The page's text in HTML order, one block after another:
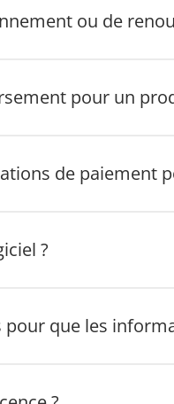
ou de
pour un
de paiement
?
que les